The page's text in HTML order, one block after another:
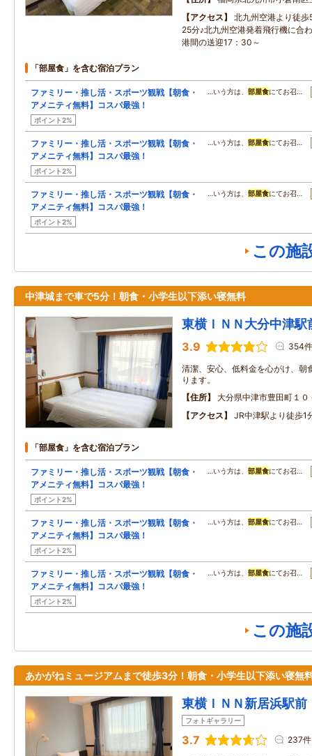
アクセス
北九州空港より徒
25分♪北九州空港発着飛行機に合
港間の送迎17：30～
「部屋食」を含む宿泊プラン
ファミリー・推し活・スポーツ観戦【朝食・
アメニティ無料】コスパ最強！
ポイント2%
…いう方は、 部屋食にてお召…
ファミリー・推し活・スポーツ観戦【朝食・
アメニティ無料】コスパ最強！
ポイント2%
…いう方は、 部屋食にてお召…
ファミリー・推し活・スポーツ観戦【朝食・
アメニティ無料】コスパ最強！
ポイント2%
…いう方は、 部屋食にてお召…
この施
中津城まで車で5分！朝食・小学生以下添い寝無料
東横ＩＮＮ大分中津駅
3.9 354件
清潔、安心、低料金を心がけ、朝
ります。
住所
大分県中津市豊田町１０
アクセス
JR中津駅より徒歩1
「部屋食」を含む宿泊プラン
ファミリー・推し活・スポーツ観戦【朝食・
アメニティ無料】コスパ最強！
ポイント2%
…いう方は、 部屋食にてお召…
ファミリー・推し活・スポーツ観戦【朝食・
アメニティ無料】コスパ最強！
ポイント2%
…いう方は、 部屋食にてお召…
ファミリー・推し活・スポーツ観戦【朝食・
アメニティ無料】コスパ最強！
ポイント2%
…いう方は、 部屋食にてお召…
この施
あかがねミュージアムまで徒歩3分！朝食・小学生以下添い寝無
東横ＩＮＮ新居浜駅前
フォトギャラリー
3.7 237件